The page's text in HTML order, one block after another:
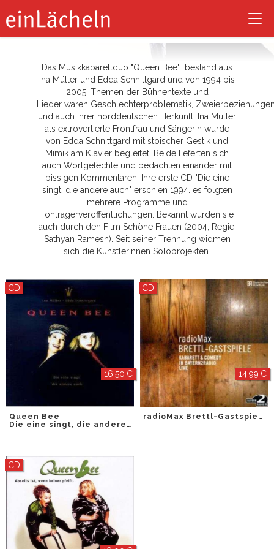
Queen Bee
Das Musikkabarettduo "Queen Bee" bestand aus
Ina Müller und Edda Schnittgard und von 1994 bis
2005. Themen der Bühnentexte und
Lieder waren Geschlechterproblematik,
und auch ihrer norddeutschen Herkunft. Ina Müller
als extrovertierte Frontfrau und Sängerin wurde
von Edda Schnittgard mit stoischer Gestik und
Mimik am Klavier begleitet. Beide lieferten sich
auch Wortgefechte und bedachten einander mit
bissigen Kommentaren. Ihre erste CD "Die eine
singt, die andere auch" erschien 1994. es folgten
mehrere Programme und
Tonträgerveröffentlichungen. Bekannt wurden sie
auch durch den Film Schöne Frauen (2004, Regie:
Sathyan Ramesh). Seit seiner Trennung widmen
sich die Künstlerinnen Soloprojekten.
CD
16,50 €
Queen Bee
Die eine singt, die andere auch
CD
14,99 €
radioMax Brettl-Gastspiele
CD